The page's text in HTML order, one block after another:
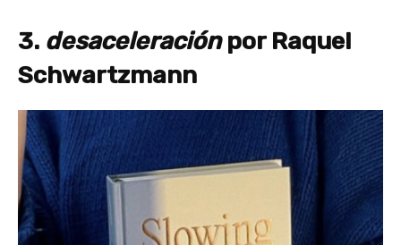
3. desaceleraciónpor Raquel
Schwartzmann